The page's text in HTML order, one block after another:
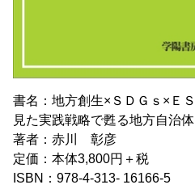
書名：地方創生×ＳＤＧｓ×Ｅ
見た実践戦略で甦る地方自治
著者：赤川 彰彦
定価：本体3,800円＋税
ISBN：978-4-313- 16166-5